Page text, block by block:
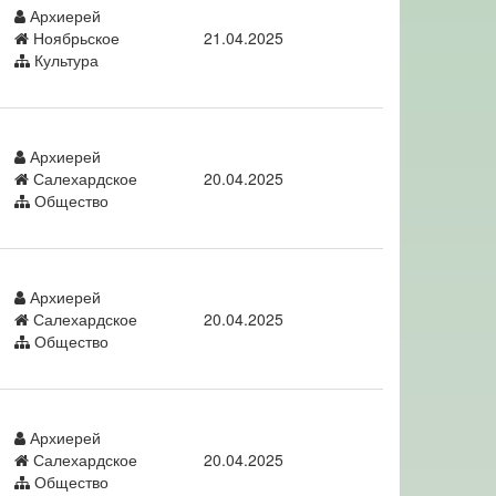
Архиерей
Ноябрьское
Культура
21.04.2025
Архиерей
Салехардское
Общество
20.04.2025
Архиерей
Салехардское
Общество
20.04.2025
Архиерей
Салехардское
Общество
20.04.2025